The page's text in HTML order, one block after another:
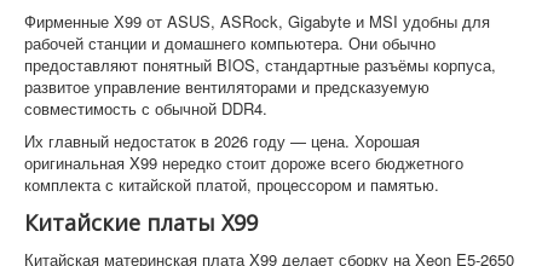
Фирменные X99 от ASUS, ASRock, Gigabyte и MSI удобны для
рабочей станции и домашнего компьютера. Они обычно
предоставляют понятный BIOS, стандартные разъёмы корпуса,
развитое управление вентиляторами и предсказуемую
совместимость с обычной DDR4.
Их главный недостаток в 2026 году — цена. Хорошая
оригинальная X99 нередко стоит дороже всего бюджетного
комплекта с китайской платой, процессором и памятью.
Китайские платы X99
Китайская материнская плата X99 делает сборку на Xeon E5-2650